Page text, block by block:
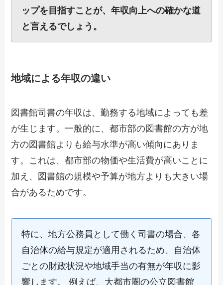
ップを目指すことが、年収向上への確かな道
と言えるでしょう。
地域による年収の違い
図書館司書の年収は、勤務する地域によっても差
が生じます。一般的に、都市部の図書館の方が地
方の図書館よりも給与水準が高い傾向にありま
す。これは、都市部の物価や生活費が高いことに
加え、図書館の規模や予算が地方よりも大きい場
合があるためです。
特に、地方公務員として働く司書の場合、各
自治体の給与規定が適用されるため、自治体
ごとの財政状況や地域手当の有無が年収に影
響します。 例えば、大都市圏の公立図書館